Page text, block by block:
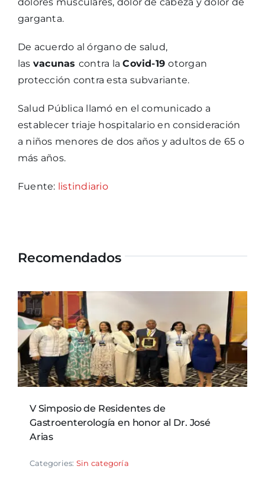
garganta.
De acuerdo al órgano de salud,
las vacunas contra laCovid-19otorgan
protección contra esta subvariante.
Salud Pública llamó en el comunicado a
establecer triaje hospitalario en consideración
a niños menores de dos años y adultos de 65 o
más años.
Fuente: listindiario
Recomendados
V Simposio de Residentes de
Gastroenterología en honor al Dr. José
Arias
Categories: Sin categoría